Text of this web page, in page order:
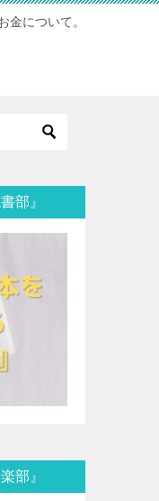
金について。
部』
部』